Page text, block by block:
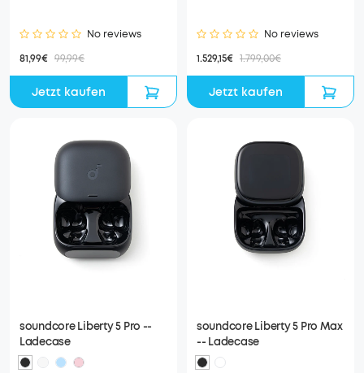
No reviews
81,99€ 99,99€
Jetzt kaufen
No reviews
1.529,15€ 1.799,00€
Jetzt kaufen
soundcore Liberty 5 Pro --
Ladecase
soundcore Liberty 5 Pro Max
-- Ladecase